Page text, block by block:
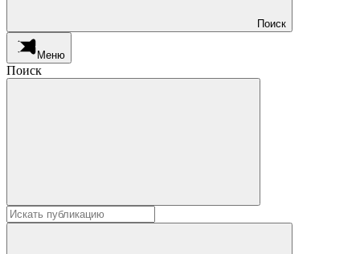
Поиск
Меню
Поиск